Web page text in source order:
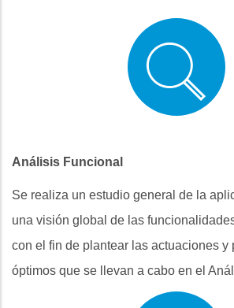
Análisis Funcional
Se realiza un estudio general de la
una visión global de las
con el fin de plantear las actuaciones y
óptimos que se llevan a cabo en el